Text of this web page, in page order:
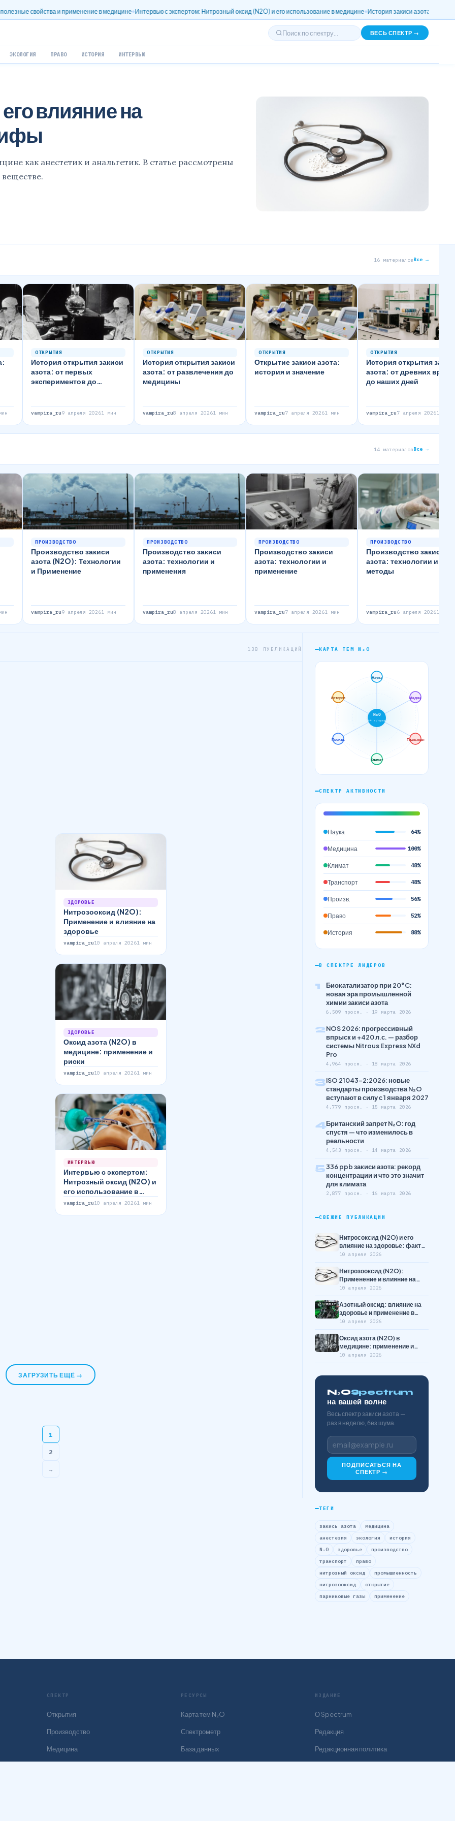
и применение в медицине Интервью с экспертом: Нитрозный оксид (N2O) и его использование в медицине История закиси азота: от открытий до
ВЕСЬ СПЕКТР →
ЭКОЛОГИЯ ПРАВО ИСТОРИЯ ИНТЕРВЬЮ
влияние на
как анестетик и анальгетик. В статье рассмотрены
16 материаловВсе →
ОТКРЫТИЯ
История открытия закиси
азота: от первых
экспериментов до
vampira_ru9 апреля 20261 мин
ОТКРЫТИЯ
История открытия закиси
азота: от развлечения до
медицины
vampira_ru8 апреля 20261 мин
ОТКРЫТИЯ
Открытие закиси азота:
история и значение
vampira_ru7 апреля 20261 мин
ОТКРЫТИЯ
История открытия
азота: от древних
до наших дней
vampira_ru7 апреля 20261 мин
14 материаловВсе →
ПРОИЗВОДСТВО
Производство закиси
азота (N2O): Технологии
и Применение
vampira_ru9 апреля 20261 мин
ПРОИЗВОДСТВО
Производство закиси
азота: технологии и
применения
vampira_ru8 апреля 20261 мин
ПРОИЗВОДСТВО
Производство закиси
азота: технологии и
применение
vampira_ru7 апреля 20261 мин
ПРОИЗВОДСТВО
Производство закиси
азота: технологии и
методы
vampira_ru6 апреля 20261 мин
138 ПУБЛИКАЦИЙ
ЗДОРОВЬЕ
Нитрозооксид (N2O):
Применение и влияние на
здоровье
vampira_ru10 апреля 20261 мин
ЗДОРОВЬЕ
Оксид азота (N2O) в
медицине: применение и
риски
vampira_ru10 апреля 20261 мин
ИНТЕРВЬЮ
Интервью с экспертом:
Нитрозный оксид (N2O) и
его использование в
медицине
vampira_ru10 апреля 20261 мин
ЗАГРУЗИТЬ ЕЩЁ →
Пагинация
записей
1
2
→
КАРТА ТЕМ N₂O
N₂O
44 г/моль
Наука
Медиц.
Транспорт
Климат
Произв.
История
СПЕКТР АКТИВНОСТИ
Наука 64%
Медицина 100%
Климат 48%
Транспорт 48%
Произв. 56%
Право 52%
История 88%
В СПЕКТРЕ ЛИДЕРОВ
1
Биокатализатор при 20°C:
новая эра промышленной
химии закиси азота
6,509 просм. · 19 марта 2026
2NOS 2026: прогрессивный
впрыск и +420 л.с. — разбор
системы Nitrous Express NXd
Pro
4,964 просм. · 18 марта 2026
3ISO 21043-2:2026: новые
стандарты производства N₂O
вступают в силу с 1 января 2027
4,779 просм. · 15 марта 2026
4Британский запрет N₂O: год
спустя — что изменилось в
реальности
4,543 просм. · 14 марта 2026
5336 ppb закиси азота: рекорд
концентрации и что это значит
для климата
2,877 просм. · 16 марта 2026
СВЕЖИЕ ПУБЛИКАЦИИ
Нитросоксид (N2O) и его
влияние на здоровье: факты
и мифы
10 апреля 2026
Нитрозооксид (N2O):
Применение и влияние на
здоровье
10 апреля 2026
Азотный оксид: влияние на
здоровье и применение в
медицине
10 апреля 2026
Оксид азота (N2O) в
медицине: применение и
риски
10 апреля 2026
N₂OSpectrum
на вашей волне
Весь спектр закиси азота —
раз в неделю, без шума.
ПОДПИСАТЬСЯ НА
СПЕКТР →
ТЕГИ
закись азота
медицина
анестезия
экология
история
N₂O
здоровье
производство
транспорт
право
нитрозный оксид
промышленность
нитрозооксид
открытие
парниковые газы
применение
СПЕКТР
Открытия
Производство
Медицина
РЕСУРСЫ
Карта тем N₂O
Спектрометр
База данных
ИЗДАНИЕ
О Spectrum
Редакция
Редакционная политика